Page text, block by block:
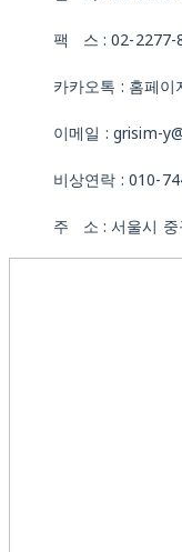
팩 스 : 02-2277-
카카오톡 : 홈페이
이메일 : grisim-
비상연락 : 010-
주 소 : 서울시 중